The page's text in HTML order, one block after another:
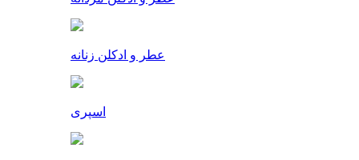
عطر و ادکلن زنانه
اسپری